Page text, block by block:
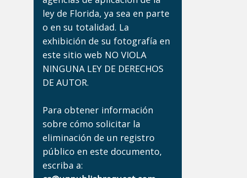
ley de Florida, ya sea en parte
o en su totalidad. La
exhibición de su fotografía en
este sitio web NO VIOLA
NINGUNA LEY DE DERECHOS
DE AUTOR.
Para obtener información
sobre cómo solicitar la
eliminación de un registro
público en este documento,
escriba a: